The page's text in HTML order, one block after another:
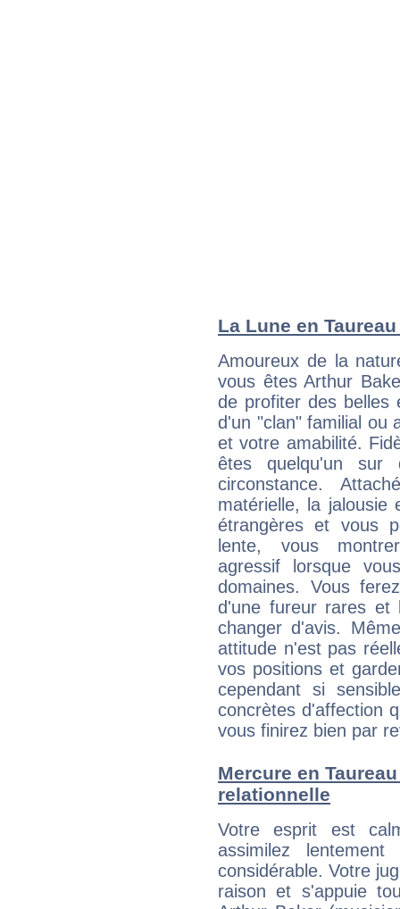
La Lune en
Amoureux de la
vous êtes Arthur
de profiter des belles
d'un "clan" familial ou
et votre amabilité.
êtes quelqu'un
circonstance.
matérielle, la jalousie
étrangères et vous
lente, vous
agressif lorsque
domaines. Vous
d'une fureur rares et
changer d'avis.
attitude n'est pas
vos positions et
cependant si
concrètes d'affection
vous finirez bien par
Mercure en
relationnelle
Votre esprit est
assimilez
considérable. Votre
raison et s'appuie